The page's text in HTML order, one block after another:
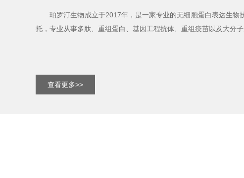
珀罗汀生物成立于2017年，是一家专业的无细胞蛋白表达生物
托，专业从事多肽、重组蛋白、基因工程抗体、重组疫苗以及大分
查看更多>>